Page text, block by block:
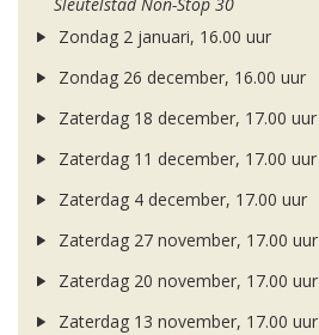
Sleutelstad Non-Stop 30
Zondag 2 januari, 16.00 uur
Zondag 26 december, 16.00 uur
Zaterdag 18 december, 17.00 uur
Zaterdag 11 december, 17.00 uur
Zaterdag 4 december, 17.00 uur
Zaterdag 27 november, 17.00 uur
Zaterdag 20 november, 17.00 uur
Zaterdag 13 november, 17.00 uur